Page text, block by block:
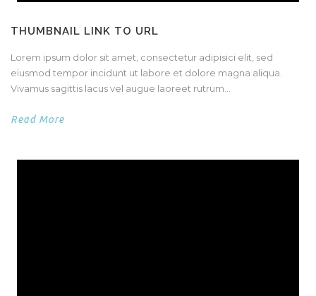
THUMBNAIL LINK TO URL
Lorem ipsum dolor sit amet, consectetur adipisici elit, sed
eiusmod tempor incidunt ut labore et dolore magna aliqua.
Vivamus sagittis lacus vel augue laoreet rutrum...
Read More